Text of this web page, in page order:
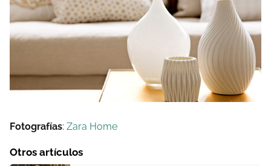
Fotografías: Zara Home
Otros artículos